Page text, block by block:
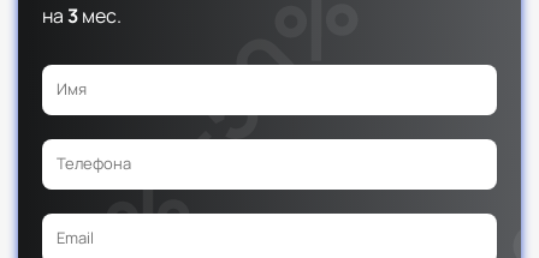
на3мес.